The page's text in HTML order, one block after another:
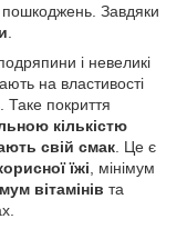
пошкоджень. Завдяки
і невеликі
на властивості
Таке покриття
кількістю
свій смак . Це є
їжі , мінімум
вітамінів та